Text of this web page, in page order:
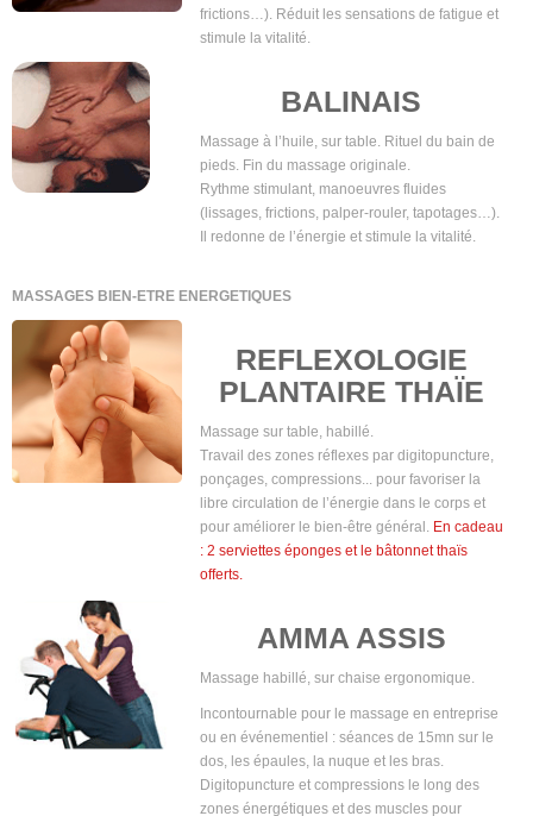
frictions…). Réduit les sensations de fatigue et
stimule la vitalité.
BALINAIS
Massage à l’huile, sur table. Rituel du bain de
pieds. Fin du massage originale.
Rythme stimulant, manoeuvres fluides
(lissages, frictions, palper-rouler, tapotages…).
Il redonne de l’énergie et stimule la vitalité.
MASSAGES BIEN-ETRE ENERGETIQUES
REFLEXOLOGIE
PLANTAIRE THAÏE
Massage sur table, habillé.
Travail des zones réflexes par digitopuncture,
ponçages, compressions... pour favoriser la
libre circulation de l’énergie dans le corps et
pour améliorer le bien-être général. En cadeau
: 2 serviettes éponges et le bâtonnet thaïs
offerts.
AMMA ASSIS
Massage habillé, sur chaise ergonomique.
Incontournable pour le massage en entreprise
ou en événementiel : séances de 15mn sur le
dos, les épaules, la nuque et les bras.
Digitopuncture et compressions le long des
zones énergétiques et des muscles pour